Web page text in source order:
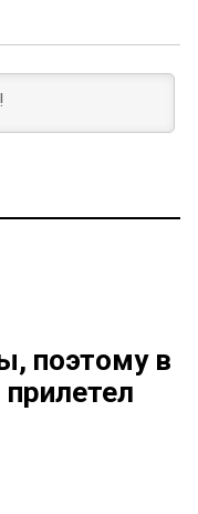
поэтому в